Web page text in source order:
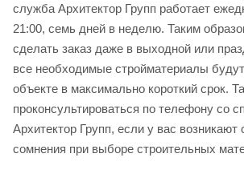
служба Архитектор Групп работает
21:00, семь дней в неделю. Таким
сделать заказ даже в выходной или
все необходимые стройматериалы
объекте в максимально короткий срок.
проконсультироваться по телефону со
Архитектор Групп, если у вас возникают
сомнения при выборе строительных